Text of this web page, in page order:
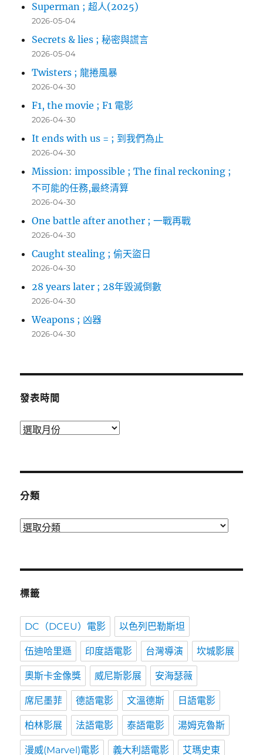
Superman ; 超人(2025)
2026-05-04
Secrets & lies ; 秘密與謊言
2026-05-04
Twisters ; 龍捲風暴
2026-04-30
F1, the movie ; F1 電影
2026-04-30
It ends with us = ; 到我們為止
2026-04-30
Mission: impossible ; The final reckoning ;
不可能的任務,最終清算
2026-04-30
One battle after another ; 一戰再戰
2026-04-30
Caught stealing ; 偷天盜日
2026-04-30
28 years later ; 28年毀滅倒數
2026-04-30
Weapons ; 凶器
2026-04-30
發表時間
發
分類
分
標籤
DC（DCEU）電影 以色列巴勒斯坦
伍迪哈里遜 印度語電影 台灣導演 坎城影展
奧斯卡金像獎 威尼斯影展 安海瑟薇
席尼墨菲 德語電影 文溫德斯 日語電影
柏林影展 法語電影 泰語電影 湯姆克魯斯
漫威(Marvel)電影 義大利語電影 艾瑪史東